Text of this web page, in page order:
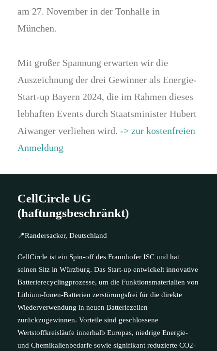
am 27. November in der Tonhalle in
München.
Mit großer Spannung erwarten wir die
Auszeichnung der drei Gewinner als Energie-
Start-up Bayern 2024, die im Rahmen dieses
lebhaften Events durch Staatsminister Hubert
Aiwanger verliehen wird. -> zur kostenfreien
Anmeldung
CellCircle UG
(haftungsbeschränkt)
📍Randersacker, Deutschland
CellCircle ist ein Spin-off des Fraunhofer ISC und hat
seinen Sitz in Würzburg. Das Start-up entwickelt innovative
Batterierecyclingprozesse, um die Funktionsmaterialien von
Lithium-Ionen-Batterien zerstörungsfrei für die direkte
Wiederverwendung in neuen Batteriezellen
zurückzugewinnen. Vorteile sind geschlossene
Wertstoffkreisläufe innerhalb Europas, niedrige Energie-
und Chemikalienbedarfe sowie signifikant reduzierte CO2-